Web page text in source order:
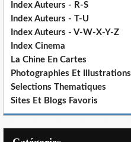
Index Auteurs - R-S
Index Auteurs - T-U
Index Auteurs - V-W-X-Y-Z
Index Cinema
La Chine En Cartes
Photographies Et Illustrations
Selections Thematiques
Sites Et Blogs Favoris